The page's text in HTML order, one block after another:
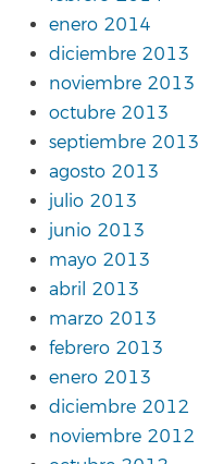
enero 2014
diciembre 2013
noviembre 2013
octubre 2013
septiembre 2013
agosto 2013
julio 2013
junio 2013
mayo 2013
abril 2013
marzo 2013
febrero 2013
enero 2013
diciembre 2012
noviembre 2012